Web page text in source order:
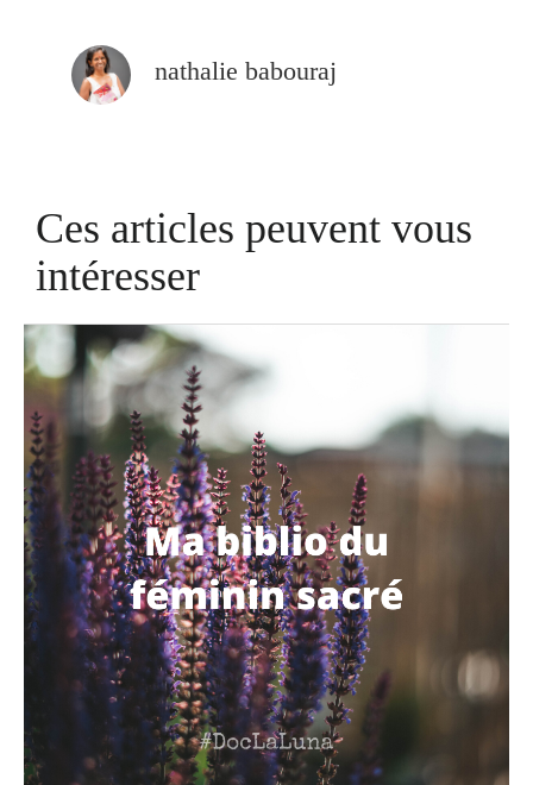
nathalie babouraj
Ces articles peuvent vous
intéresser